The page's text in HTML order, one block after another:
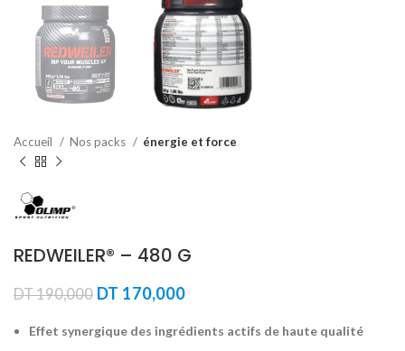
Accueil Nos packs énergie et force
REDWEILER® – 480 G
DT190,000 Le
initial
DT 170,000Le
actuel
Effet synergique des ingrédients actifs de haute qualité